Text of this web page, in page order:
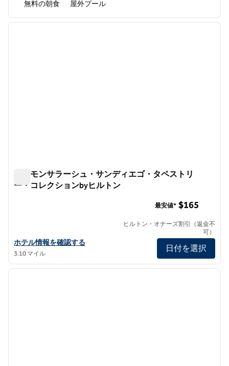
無料の朝食 屋外プール
1/12
次の
ザ・モンサラーシュ・サンディエゴ・タペストリ
ー・コレクションbyヒルトン
ザ・モンサラズ・サンディエゴ・タペストリー・コレクションby
ホテル情報を確認する
3.10 マイル
最安値* $165
ヒルトン・オナーズ割引（返金不
可）
日付を選択
1/12
1/12
次の